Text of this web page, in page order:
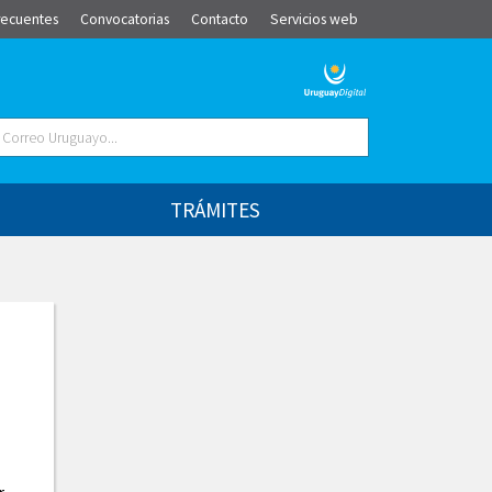
Convocatorias Contacto Servicios web
TRÁMITES